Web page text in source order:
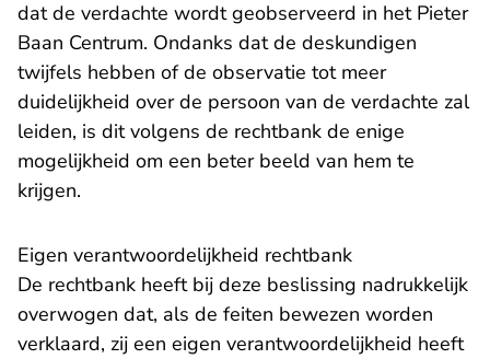
dat de verdachte wordt geobserveerd in het Pieter
Baan Centrum. Ondanks dat de deskundigen
twijfels hebben of de observatie tot meer
duidelijkheid over de persoon van de verdachte zal
leiden, is dit volgens de rechtbank de enige
mogelijkheid om een beter beeld van hem te
krijgen.
Eigen verantwoordelijkheid rechtbank
De rechtbank heeft bij deze beslissing nadrukkelijk
overwogen dat, als de feiten bewezen worden
verklaard, zij een eigen verantwoordelijkheid heeft